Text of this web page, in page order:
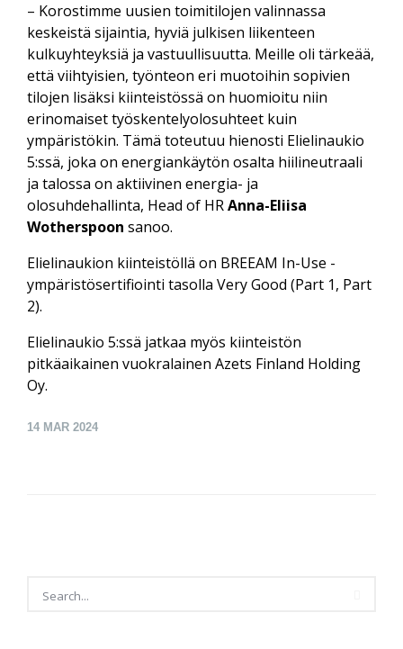
– Korostimme uusien toimitilojen valinnassa
keskeistä sijaintia, hyviä julkisen liikenteen
kulkuyhteyksiä ja vastuullisuutta. Meille oli tärkeää,
että viihtyisien, työnteon eri muotoihin sopivien
tilojen lisäksi kiinteistössä on huomioitu niin
erinomaiset työskentelyolosuhteet kuin
ympäristökin. Tämä toteutuu hienosti Elielinaukio
5:ssä, joka on energiankäytön osalta hiilineutraali
ja talossa on aktiivinen energia- ja
olosuhdehallinta, Head of HRAnna-Eliisa
Wotherspoon sanoo.
Elielinaukion kiinteistöllä on BREEAM In-Use -
ympäristösertifiointi tasolla Very Good (Part 1, Part
2).
Elielinaukio 5:ssä jatkaa myös kiinteistön
pitkäaikainen vuokralainen Azets Finland Holding
Oy.
14 MAR 2024